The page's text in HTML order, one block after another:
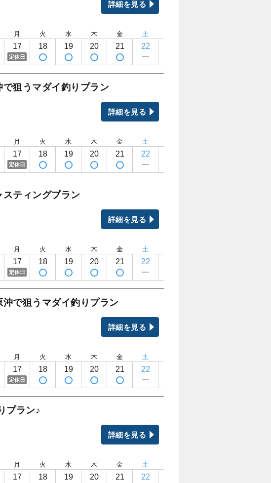
詳細を見る
月
17
定休日
火
18
水
19
木
20
金
21
土
22
狙うマダイ釣りプラン
詳細を見る
月
17
定休日
火
18
水
19
木
20
金
21
土
22
ティングプラン
詳細を見る
月
17
定休日
火
18
水
19
木
20
金
21
土
22
で狙うマダイ釣りプラン
詳細を見る
月
17
定休日
火
18
水
19
木
20
金
21
土
22
プラン♪
詳細を見る
月
17
火
18
水
19
木
20
金
21
土
22